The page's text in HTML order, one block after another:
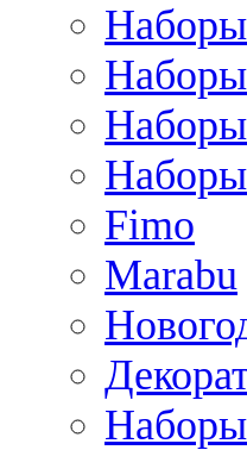
Наборы
Наборы
Fimo
Marabu